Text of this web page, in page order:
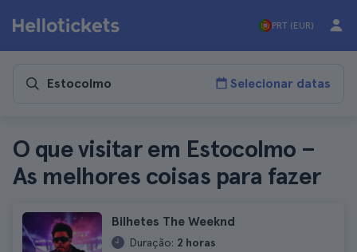
PRT (EUR)
Selecionar datas
O que visitar em Estocolmo –
As melhores coisas para fazer
Bilhetes The Weeknd
Duração: 2 horas